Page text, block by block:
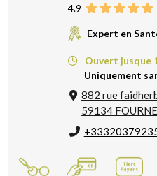
4.9
Expert en
Ouvert jusque
Uniquement
882 rue
59134